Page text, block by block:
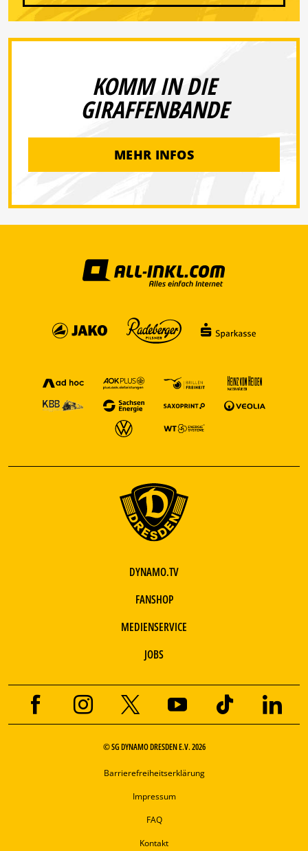
KOMM IN DIE
GIRAFFENBANDE
MEHR INFOS
DYNAMO.TV
FANSHOP
MEDIENSERVICE
JOBS
© SG DYNAMO DRESDEN E.V. 2026
Barrierefreiheitserklärung
Impressum
FAQ
Kontakt